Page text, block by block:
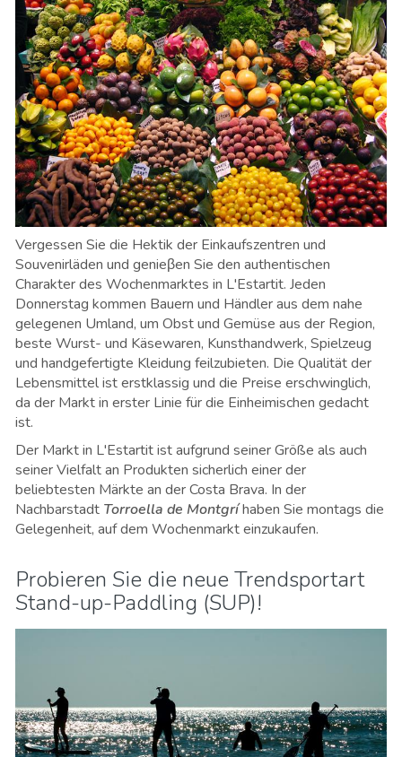
Vergessen Sie die Hektik der Einkaufszentren und
Souvenirläden und genieβen Sie den authentischen
Charakter des Wochenmarktes in L'Estartit. Jeden
Donnerstag kommen Bauern und Händler aus dem nahe
gelegenen Umland, um Obst und Gemüse aus der Region,
beste Wurst- und Käsewaren, Kunsthandwerk, Spielzeug
und handgefertigte Kleidung feilzubieten. Die Qualität der
Lebensmittel ist erstklassig und die Preise erschwinglich,
da der Markt in erster Linie für die Einheimischen gedacht
ist.
Der Markt in L'Estartit ist aufgrund seiner Größe als auch
seiner Vielfalt an Produkten sicherlich einer der
beliebtesten Märkte an der Costa Brava. In der
Nachbarstadt Torroella de Montgríhaben Sie montags die
Gelegenheit, auf dem Wochenmarkt einzukaufen.
Probieren Sie die neue Trendsportart
Stand-up-Paddling (SUP)!